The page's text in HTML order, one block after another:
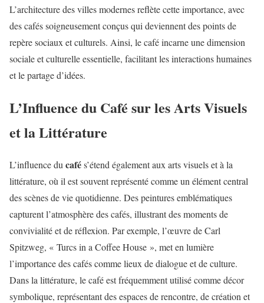
L’architecture des villes modernes reflète cette importance, avec
des cafés soigneusement conçus qui deviennent des points de
repère sociaux et culturels. Ainsi, le café incarne une dimension
sociale et culturelle essentielle, facilitant les interactions humaines
et le partage d’idées.
L’Influence du Café sur les Arts Visuels
et la Littérature
L’influence du cafés’étend également aux arts visuels et à la
littérature, où il est souvent représenté comme un élément central
des scènes de vie quotidienne. Des peintures emblématiques
capturent l’atmosphère des cafés, illustrant des moments de
convivialité et de réflexion. Par exemple, l’œuvre de Carl
Spitzweg, « Turcs in a Coffee House », met en lumière
l’importance des cafés comme lieux de dialogue et de culture.
Dans la littérature, le café est fréquemment utilisé comme décor
symbolique, représentant des espaces de rencontre, de création et